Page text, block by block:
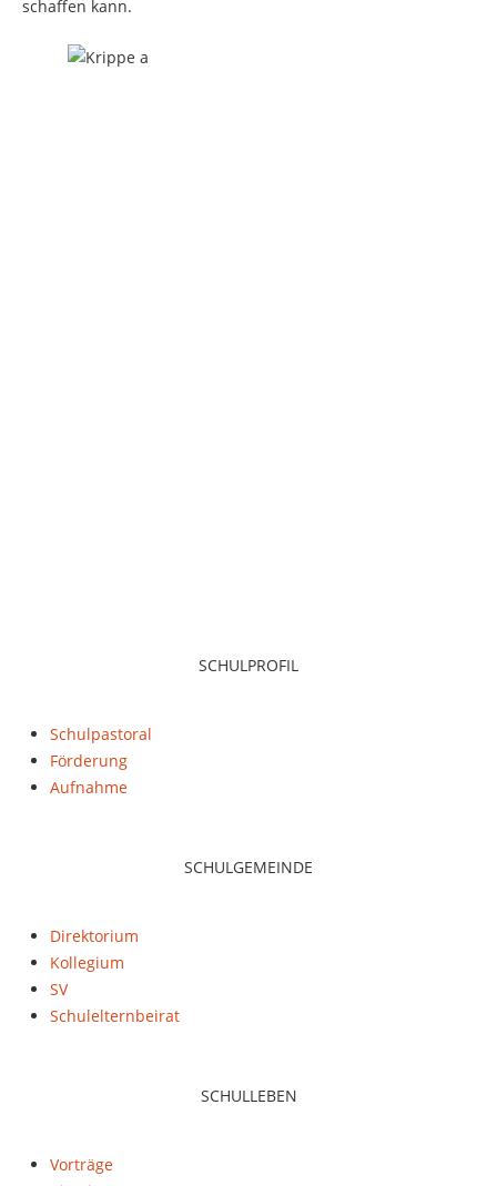
schaffen kann.
SCHULPROFIL
Schulpastoral
Förderung
Aufnahme
SCHULGEMEINDE
Direktorium
Kollegium
SV
Schulelternbeirat
SCHULLEBEN
Vorträge